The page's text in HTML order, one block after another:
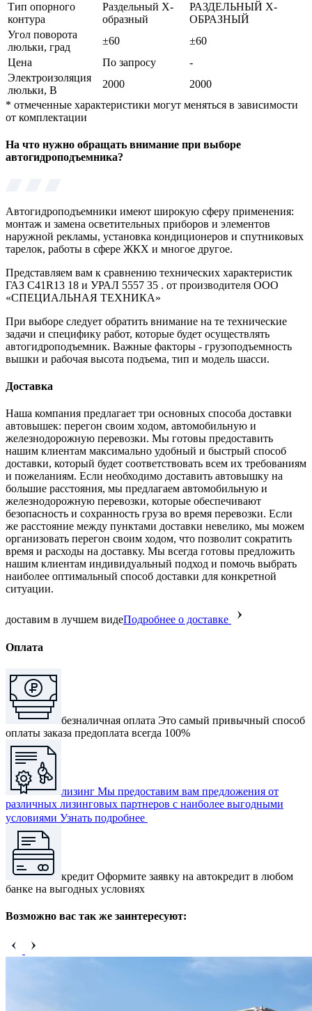
Тип опорного
контура
Раздельный Х-
образный
РАЗДЕЛЬНЫЙ Х-
ОБРАЗНЫЙ
Угол поворота
люльки, град
±60
±60
Цена
По запросу
-
Электроизоляция
люльки, В
2000
2000
* отмеченные характеристики могут меняться в зависимости
от комплектации
На что нужно обращать внимание при выборе
автогидроподъемника?
Автогидроподъемники имеют широкую сферу применения:
монтаж и замена осветительных приборов и элементов
наружной рекламы, установка кондиционеров и спутниковых
тарелок, работы в сфере ЖКХ и многое другое.
Представляем вам к сравнению технических характеристик
ГАЗ C41R13 18 и УРАЛ 5557 35 . от производителя ООО
«СПЕЦИАЛЬНАЯ ТЕХНИКА»
При выборе следует обратить внимание на те технические
задачи и специфику работ, которые будет осуществлять
автогидроподъемник. Важные факторы - грузоподъемность
вышки и рабочая высота подъема, тип и модель шасси.
Доставка
Наша компания предлагает три основных способа доставки
автовышек: перегон своим ходом, автомобильную и
железнодорожную перевозки. Мы готовы предоставить
нашим клиентам максимально удобный и быстрый способ
доставки, который будет соответствовать всем их требованиям
и пожеланиям. Если необходимо доставить автовышку на
большие расстояния, мы предлагаем автомобильную и
железнодорожную перевозки, которые обеспечивают
безопасность и сохранность груза во время перевозки. Если
же расстояние между пунктами доставки невелико, мы можем
организовать перегон своим ходом, что позволит сократить
время и расходы на доставку. Мы всегда готовы предложить
нашим клиентам индивидуальный подход и помочь выбрать
наиболее оптимальный способ доставки для конкретной
ситуации.
доставим в лучшем видеПодробнее о доставке
Оплата
безналичная оплата Это самый привычный способ
оплаты заказа предоплата всегда 100%
лизинг Мы предоставим вам предложения от
различных лизинговых партнеров с наиболее выгодными
условиями Узнать подробнее
кредит Оформите заявку на автокредит в любом
банке на выгодных условиях
Возможно вас так же заинтересуют: